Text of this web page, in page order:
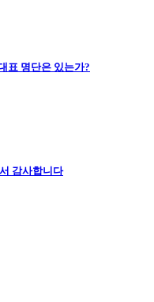
표 명단은 있는가?
감사합니다